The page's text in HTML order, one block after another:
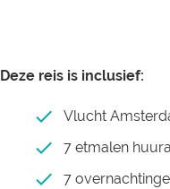
Deze reis is inclusief:
Vlucht
7 etmalen
7